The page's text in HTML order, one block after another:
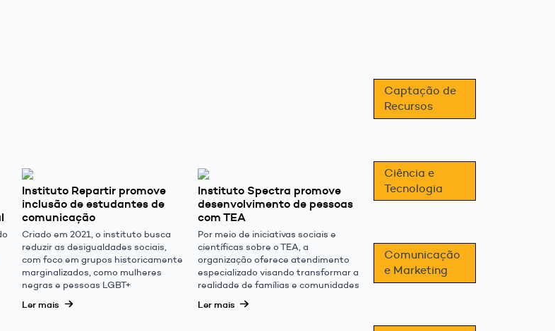
Instituto Repartir promove
inclusão de estudantes de
comunicação
Criado em 2021, o instituto busca
reduzir as desigualdades sociais,
com foco em grupos historicamente
marginalizados, como mulheres
negras e pessoas LGBT+
Ler mais
Instituto Spectra promove
desenvolvimento de pessoas
com TEA
Por meio de iniciativas sociais e
científicas sobre o TEA, a
organização oferece atendimento
especializado visando transformar a
realidade de famílias e comunidades
Ler mais
Captação de
Recursos
Ciência e
Tecnologia
Comunicação
e Marketing